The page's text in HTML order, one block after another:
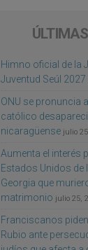
Himno oficial de la
Juventud Seúl 2027
ONU se pronuncia
católico
nicaragüense julio
Aumenta el interés
Estados Unidos de
Georgia que
matrimonio julio 25,
Franciscanos
Rubio ante